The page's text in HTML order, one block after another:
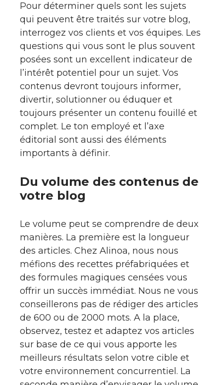
Pour déterminer quels sont les sujets
qui peuvent être traités sur votre blog,
interrogez vos clients et vos équipes. Les
questions qui vous sont le plus souvent
posées sont un excellent indicateur de
l’intérêt potentiel pour un sujet. Vos
contenus devront toujours informer,
divertir, solutionner ou éduquer et
toujours présenter un contenu fouillé et
complet. Le ton employé et l’axe
éditorial sont aussi des éléments
importants à définir.
Du volume des contenus de
votre blog
Le volume peut se comprendre de deux
manières. La première est la longueur
des articles. Chez Alinoa, nous nous
méfions des recettes préfabriquées et
des formules magiques censées vous
offrir un succès immédiat. Nous ne vous
conseillerons pas de rédiger des articles
de 600 ou de 2000 mots. A la place,
observez, testez et adaptez vos articles
sur base de ce qui vous apporte les
meilleurs résultats selon votre cible et
votre environnement concurrentiel. La